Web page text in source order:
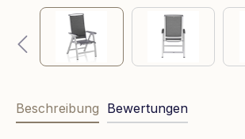
Beschreibung Bewertungen